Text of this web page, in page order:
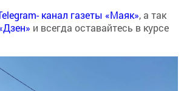
канал газеты «Маяк», а так
и всегда оставайтесь в курсе